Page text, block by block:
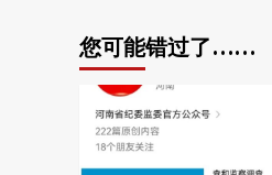
您可能错过了……